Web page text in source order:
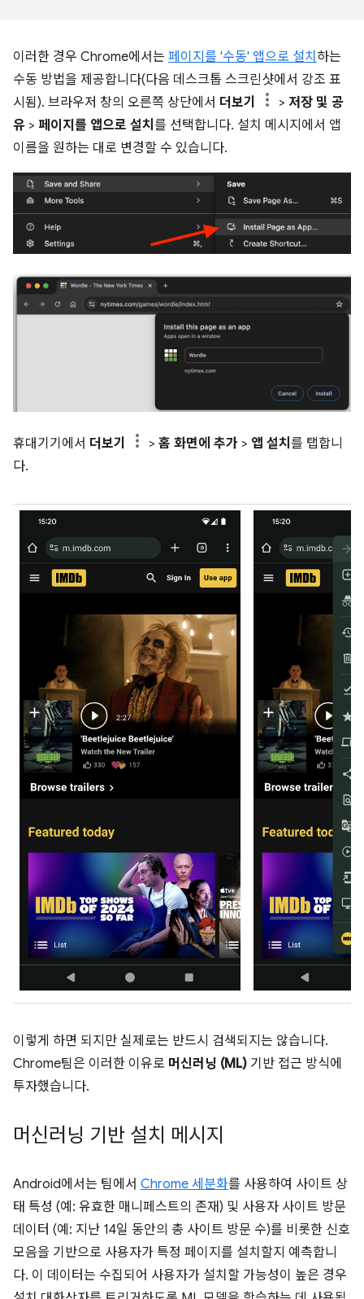
이러한 경우 Chrome에서는 페이지를 '수동' 앱으로 설치 하는
수동 방법을 제공합니다(다음 데스크톱 스크린샷에서 강조 표
시됨). 브라우저 창의 오른쪽 상단에서 더보기 > 저장 및 공
유 > 페이지를 앱으로 설치 를 선택합니다. 설치 메시지에서 앱
이름을 원하는 대로 변경할 수 있습니다.
휴대기기에서 더보기 > 홈 화면에 추가 > 앱 설치 를 탭합니
다.
이렇게 하면 되지만 실제로는 반드시 검색되지는 않습니다.
Chrome팀은 이러한 이유로 머신러닝 (ML) 기반 접근 방식에
투자했습니다.
머신러닝 기반 설치 메시지
Android에서는 팀에서 Chrome 세분화를 사용하여 사이트 상
태 특성 (예: 유효한 매니페스트의 존재) 및 사용자 사이트 방문
데이터 (예: 지난 14일 동안의 총 사이트 방문 수)를 비롯한 신호
모음을 기반으로 사용자가 특정 페이지를 설치할지 예측합니
다. 이 데이터는 수집되어 사용자가 설치할 가능성이 높은 경우